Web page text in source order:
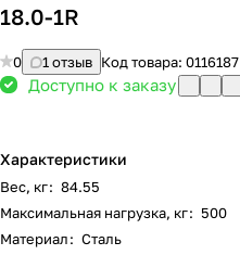
18.0-1R
0 1 отзыв Код товара: 0116187
Доступно к заказу
Характеристики
Вес, кг: 84.55
Максимальная нагрузка, кг: 500
Материал: Сталь